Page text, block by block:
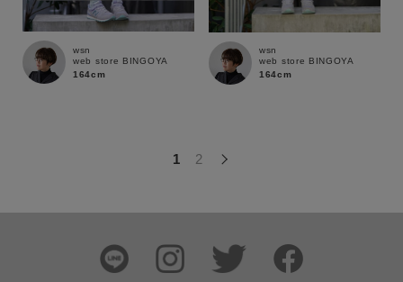
この条件で絞り込む
wsn
web store BINGOYA
164cm
wsn
web store BINGOYA
164cm
1 2